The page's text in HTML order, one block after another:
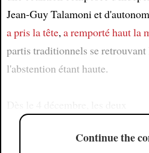
Jean-Guy Talamoni et
a pris la tête,a remporté haut la
partis traditionnels se retrouvant
l'abstention étant haute.
Continue the